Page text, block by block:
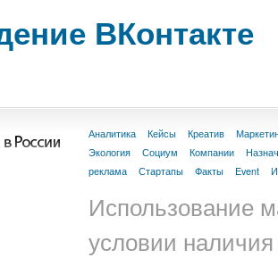
ВКонтакте
Аналитика Кейсы Креатив
Экология
Социум Компании
реклама
Стартапы Факты Event
Использование
условии